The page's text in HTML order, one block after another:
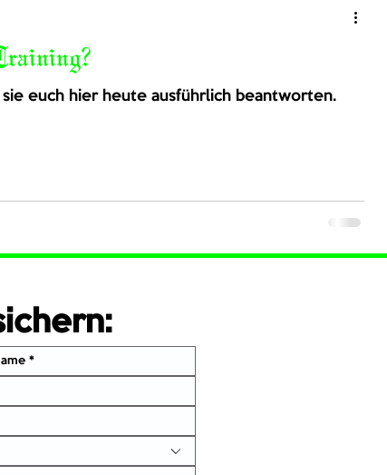
euch hier heute ausführlich beantworten.